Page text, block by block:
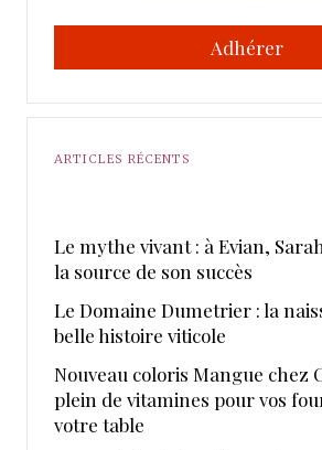
Adhérer
ARTICLES RÉCENTS
Le mythe vivant : à Evian,
la source de son succès
Le Domaine Dumetrier : la
belle histoire viticole
Nouveau coloris Mangue chez
plein de vitamines pour vos
votre table